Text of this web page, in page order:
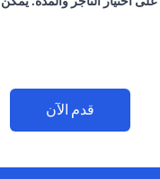
قدم الآن